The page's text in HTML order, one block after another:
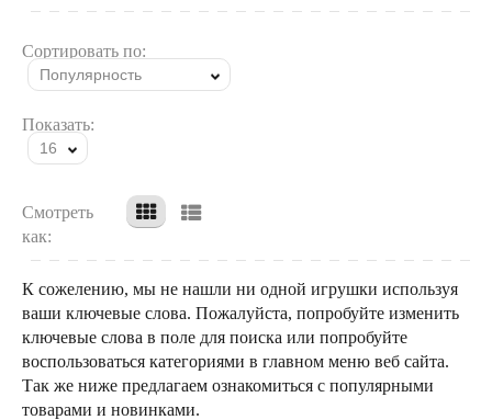
Сортировать по:
Популярность
Показать:
16
Смотреть
как:
К сожелению, мы не нашли ни одной игрушки используя
ваши ключевые слова. Пожалуйста, попробуйте изменить
ключевые слова в поле для поиска или попробуйте
воспользоваться категориями в главном меню веб сайта.
Так же ниже предлагаем ознакомиться с популярными
товарами и новинками.